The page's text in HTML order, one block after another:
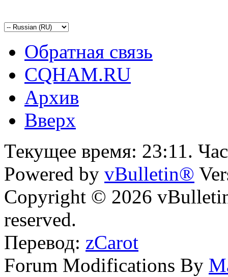
Обратная связь
CQHAM.RU
Архив
Вверх
Текущее время: 23:11.
Powered by vBulletin®
Copyright © 2026
reserved.
Перевод: zCarot
Forum Modifications By